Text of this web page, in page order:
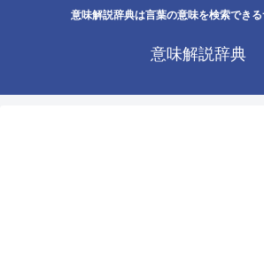
意味解説辞典は言葉の意味を検索できる
意味解説辞典